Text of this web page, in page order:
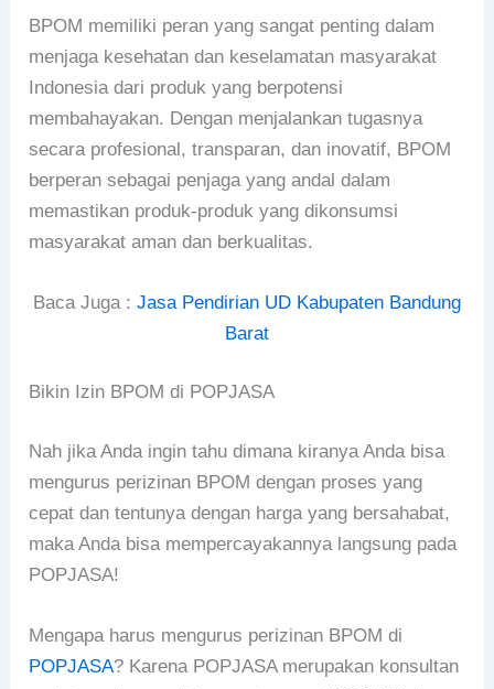
BPOM memiliki peran yang sangat penting dalam
menjaga kesehatan dan keselamatan masyarakat
Indonesia dari produk yang berpotensi
membahayakan. Dengan menjalankan tugasnya
secara profesional, transparan, dan inovatif, BPOM
berperan sebagai penjaga yang andal dalam
memastikan produk-produk yang dikonsumsi
masyarakat aman dan berkualitas.
Baca Juga : Jasa Pendirian UD Kabupaten Bandung
Barat
Bikin Izin BPOM di POPJASA
Nah jika Anda ingin tahu dimana kiranya Anda bisa
mengurus perizinan BPOM dengan proses yang
cepat dan tentunya dengan harga yang bersahabat,
maka Anda bisa mempercayakannya langsung pada
POPJASA!
Mengapa harus mengurus perizinan BPOM di
POPJASA? Karena POPJASA merupakan konsultan